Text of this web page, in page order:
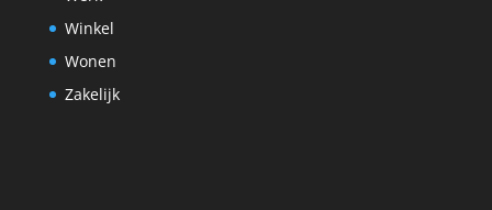
Winkel
Wonen
Zakelijk